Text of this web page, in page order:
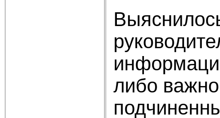
либо